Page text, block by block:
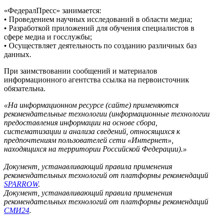
«ФедералПресс» занимается:
• Проведением научных исследований в области медиа;
• Разработкой приложений для обучения специалистов в
сфере медиа и госслужбы;
• Осуществляет деятельность по созданию различных баз
данных.
При заимствовании сообщений и материалов
информационного агентства ссылка на первоисточник
обязательна.
«На информационном ресурсе (сайте) применяются
рекомендательные технологии (информационные технологии
предоставления информации на основе сбора,
систематизации и анализа сведений, относящихся к
предпочтениям пользователей сети «Интернет»,
находящихся на территории Российской Федерации).»
Документ, устанавливающий правила применения
рекомендательных технологий от платформы рекомендаций
SPARROW.
Документ, устанавливающий правила применения
рекомендательных технологий от платформы рекомендаций
СМИ24.